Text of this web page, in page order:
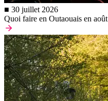
■ 30 juillet 2026
Quoi faire en Outaouais en août